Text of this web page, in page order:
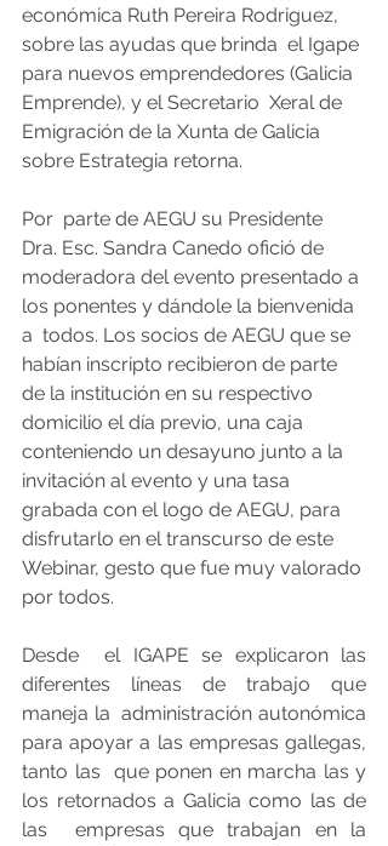
económica Ruth Pereira Rodriguez,
sobre las ayudas que brinda  el Igape
para nuevos emprendedores (Galicia
Emprende), y el Secretario  Xeral de
Emigración de la Xunta de Galicia
sobre Estrategia retorna.
Por  parte de AEGU su Presidente
Dra. Esc. Sandra Canedo ofició de
moderadora del evento presentado a
los ponentes y dándole la bienvenida
a  todos. Los socios de AEGU que se
habían inscripto recibieron de parte
de la institución en su respectivo
domicilio el día previo, una caja
conteniendo un desayuno junto a la
invitación al evento y una tasa
grabada con el logo de AEGU, para
disfrutarlo en el transcurso de este
Webinar, gesto que fue muy valorado
por todos.
Desde  el IGAPE se explicaron las
diferentes líneas de trabajo que
maneja la  administración autonómica
para apoyar a las empresas gallegas,
tanto las  que ponen en marcha las y
los retornados a Galicia como las de
las  empresas que trabajan en la